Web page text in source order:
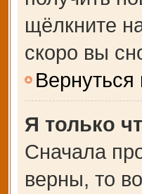
щёлкните
скоро вы
Вернуться
Я только
Сначала
верны, то